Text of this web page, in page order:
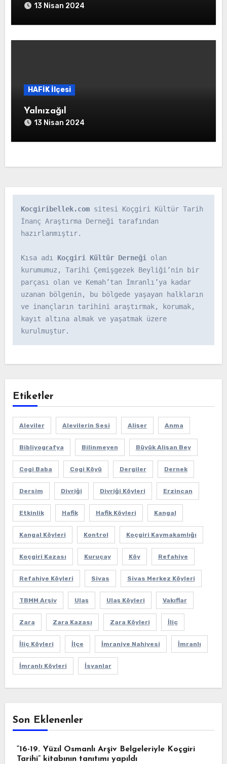
13 Nisan 2024
HAFİK İlçesi
Yalnızağıl
13 Nisan 2024
Kocgiribellek.com sitesi Koçgiri Kültür Tarih
İnanç Araştırma Derneği tarafından
hazırlanmıştır.
Kısa adı Koçgiri Kültür Derneği olan
kurumumuz, Tarihi Çemişgezek Beyliği’nin bir
parçası olan ve Kemah’tan İmranlı’ya kadar
uzanan bölgenin, bu bölgede yaşayan halkların
ve inançların tarihini araştırmak, korumak,
kayıt altına almak ve yaşatmak üzere
kurulmuştur.
Etiketler
Aleviler Alevilerin Sesi Alişer Anma
Bibliyografya Bilinmeyen Büyük Alişan Bey
Cogi Baba Cogi Köyü Dergiler Dernek
Dersim Divriği Divriği Köyleri Erzincan
Etkinlik Hafik Hafik Köyleri Kangal
Kangal Köyleri Kontrol Koçgiri Kaymakamlığı
Koçgiri Kazası Kuruçay Köy Refahiye
Refahiye Köyleri Sivas Sivas Merkez Köyleri
TBMM Arşiv Ulaş Ulaş Köyleri Vakıflar
Zara Zara Kazası Zara Köyleri İliç
İliç Köyleri İlçe İmraniye Nahiyesi İmranlı
İmranlı Köyleri İsyanlar
Son Eklenenler
“16-19. Yüzıl Osmanlı Arşiv Belgeleriyle Koçgiri
Tarihi” kitabının tanıtımı yapıldı